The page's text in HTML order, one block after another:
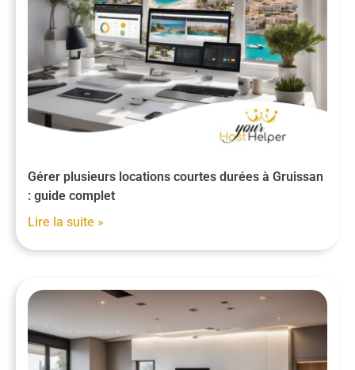
Gérer plusieurs locations courtes durées à Gruissan
: guide complet
Lire la suite »